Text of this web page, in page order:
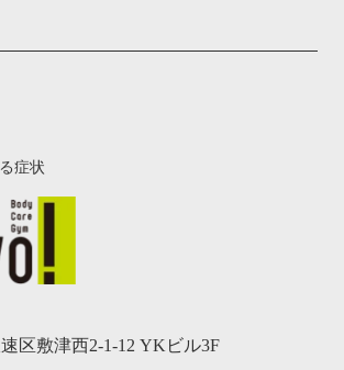
区敷津西2-1-12 YKビル3F
症状